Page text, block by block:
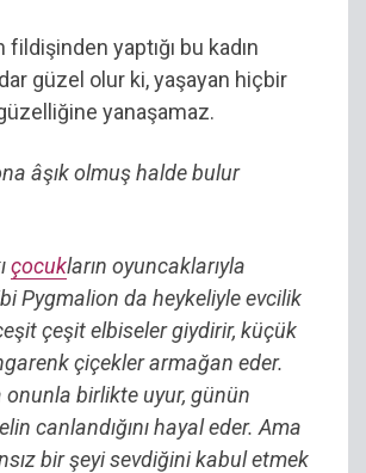
fildişinden yaptığı bu kadın
güzel olur ki, yaşayan hiçbir
yanaşamaz.
âşık olmuş halde bulur
çocukların oyuncaklarıyla
Pygmalion da heykeliyle evcilik
çeşit elbiseler giydirir, küçük
çiçekler armağan eder.
onunla birlikte uyur, günün
canlandığını hayal eder. Ama
bir şeyi sevdiğini kabul etmek